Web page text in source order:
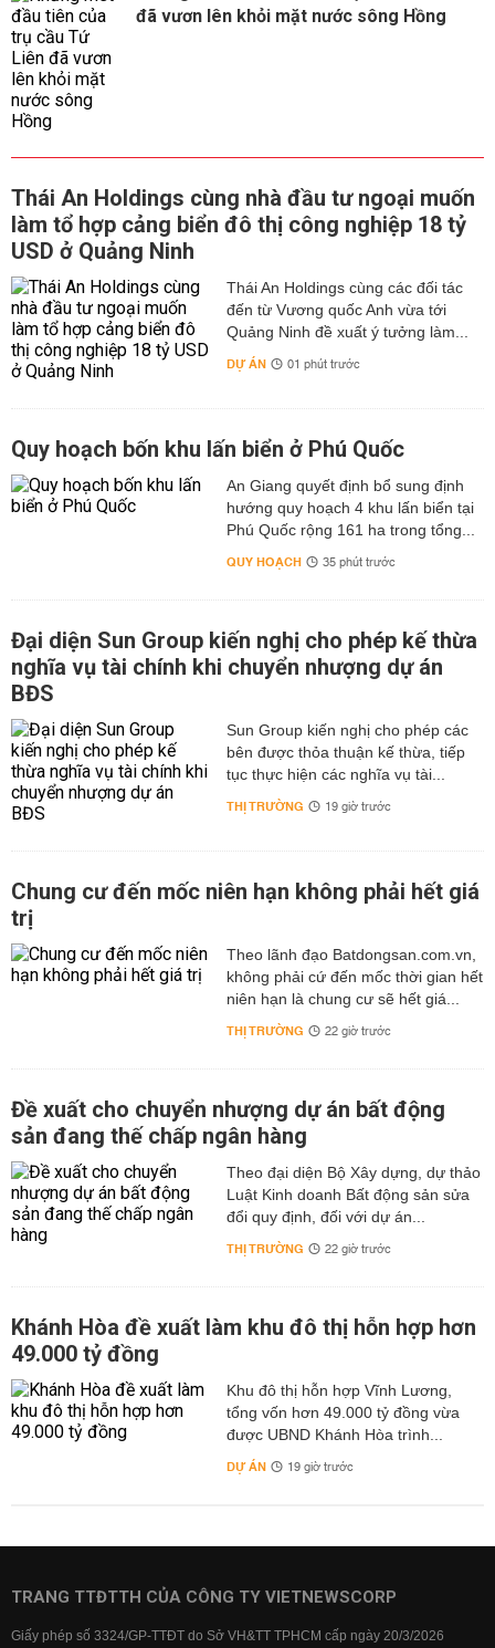
đã vươn lên khỏi mặt nước sông Hồng
Thái An Holdings cùng nhà đầu tư ngoại muốn
làm tổ hợp cảng biển đô thị công nghiệp 18 tỷ
USD ở Quảng Ninh
Thái An Holdings cùng các đối tác
đến từ Vương quốc Anh vừa tới
Quảng Ninh đề xuất ý tưởng làm...
DỰ ÁN 01 phút trước
Quy hoạch bốn khu lấn biển ở Phú Quốc
An Giang quyết định bổ sung định
hướng quy hoạch 4 khu lấn biển tại
Phú Quốc rộng 161 ha trong tổng...
QUY HOẠCH 35 phút trước
Đại diện Sun Group kiến nghị cho phép kế thừa
nghĩa vụ tài chính khi chuyển nhượng dự án
BĐS
Sun Group kiến nghị cho phép các
bên được thỏa thuận kế thừa, tiếp
tục thực hiện các nghĩa vụ tài...
THỊ TRƯỜNG 19 giờ trước
Chung cư đến mốc niên hạn không phải hết giá
trị
Theo lãnh đạo Batdongsan.com.vn,
không phải cứ đến mốc thời gian hết
niên hạn là chung cư sẽ hết giá...
THỊ TRƯỜNG 22 giờ trước
Đề xuất cho chuyển nhượng dự án bất động
sản đang thế chấp ngân hàng
Theo đại diện Bộ Xây dựng, dự thảo
Luật Kinh doanh Bất động sản sửa
đổi quy định, đối với dự án...
THỊ TRƯỜNG 22 giờ trước
Khánh Hòa đề xuất làm khu đô thị hỗn hợp hơn
49.000 tỷ đồng
Khu đô thị hỗn hợp Vĩnh Lương,
tổng vốn hơn 49.000 tỷ đồng vừa
được UBND Khánh Hòa trình...
DỰ ÁN 19 giờ trước
TRANG TTĐTTH CỦA CÔNG TY VIETNEWSCORP
Giấy phép số 3324/GP-TTĐT do Sở VH&TT TPHCM cấp ngày 20/3/2026